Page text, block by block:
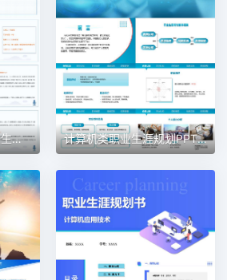
软件工程人物访谈职业生涯规划PPT模板 计算机类职业生涯规划PPT模板